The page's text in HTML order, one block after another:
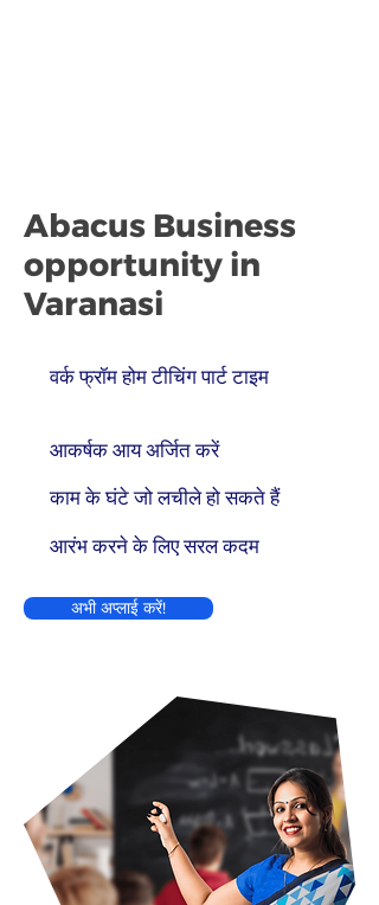
Abacus Business
opportunity in
Varanasi
वर्क फ्रॉम होम टीचिंग पार्ट टाइम
आकर्षक आय अर्जित करें
काम के घंटे जो लचीले हो सकते हैं
आरंभ करने के लिए सरल कदम
अभी अप्लाई करें!